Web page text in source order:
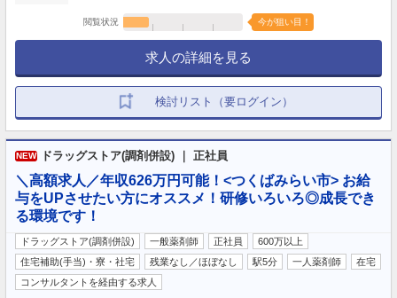
閲覧状況 今が狙い目！
求人の詳細を見る
検討リスト（要ログイン）
NEW ドラッグストア(調剤併設) ｜ 正社員
＼高額求人／年収626万円可能！<つくばみらい市> お給
与をUPさせたい方にオススメ！研修いろいろ◎成長でき
る環境です！
ドラッグストア(調剤併設) 一般薬剤師 正社員
600万以上
住宅補助(手当)・寮・社宅
残業なし／ほぼなし 駅5分 一人薬剤師
在宅
コンサルタントを経由する求人